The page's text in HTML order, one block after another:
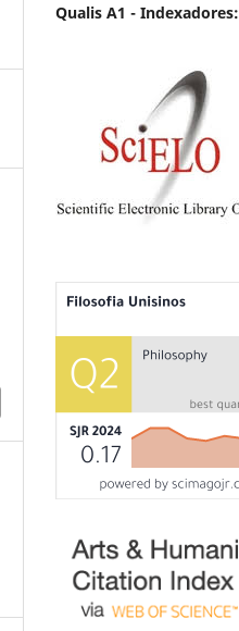
Qualis A1 - Indexadores: